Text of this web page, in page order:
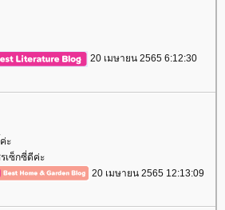
20 เมษายน 2565 6:12:30
ะ
เซ็กซี่ดีค่ะ
20 เมษายน 2565 12:13:09